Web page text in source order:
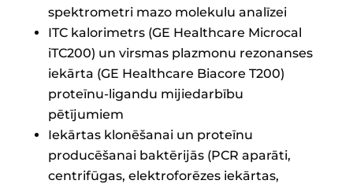
spektrometri mazo molekulu analīzei
ITC kalorimetrs (GE Healthcare Microcal
iTC200) un virsmas plazmonu rezonanses
iekārta (GE Healthcare Biacore T200)
proteīnu-ligandu mijiedarbību
pētījumiem
Iekārtas klonēšanai un proteīnu
producēšanai baktērijās (PCR aparāti,
centrifūgas, elektroforēzes iekārtas,